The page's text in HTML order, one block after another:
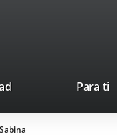
Para ti